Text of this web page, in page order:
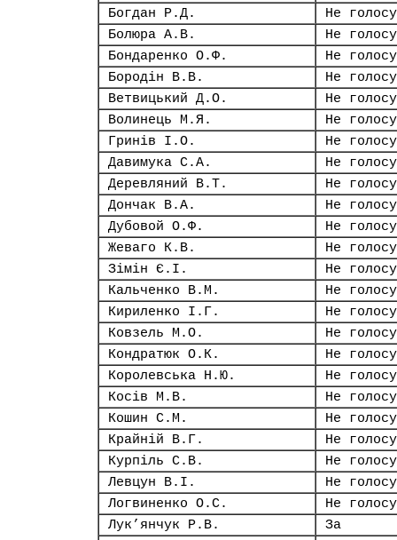
Богдан Р.Д.
Не
Болюра А.В.
Не
Бондаренко О.Ф.
Не
Бородін В.В.
Не
Ветвицький Д.О.
Не
Волинець М.Я.
Не
Гринів І.О.
Не
Давимука С.А.
Не
Деревляний В.Т.
Не
Дончак В.А.
Не
Дубовой О.Ф.
Не
Жеваго К.В.
Не
Зімін Є.І.
Не
Кальченко В.М.
Не
Кириленко І.Г.
Не
Ковзель М.О.
Не
Кондратюк О.К.
Не
Королевська Н.Ю.
Не
Косів М.В.
Не
Кошин С.М.
Не
Крайній В.Г.
Не
Курпіль С.В.
Не
Левцун В.І.
Не
Логвиненко О.С.
Не
Лук’янчук Р.В.
За